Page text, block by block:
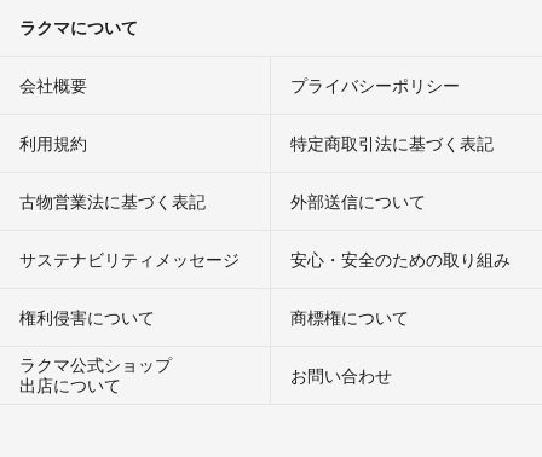
ラクマについて
会社概要 プライバシーポリシー
利用規約 特定商取引法に基づく表記
古物営業法に基づく表記 外部送信について
サステナビリティメッセージ 安心・安全のための取り組み
権利侵害について
商標権について
ラクマ公式ショップ
出店について
お問い合わせ